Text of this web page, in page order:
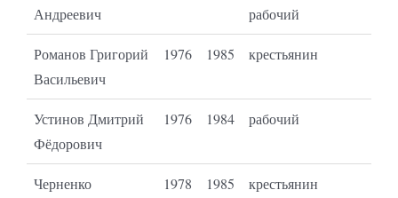
Андреевич
рабочий
Романов Григорий
Васильевич
1976 1985 крестьянин
Устинов Дмитрий
Фёдорович
1976 1984 рабочий
Черненко
1978 1985 крестьянин